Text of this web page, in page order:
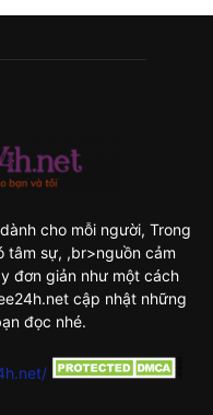
cho mỗi người, Trong
tâm sự, ,br>nguồn cảm
đơn giản như một cách
cập nhật những
đọc nhé.